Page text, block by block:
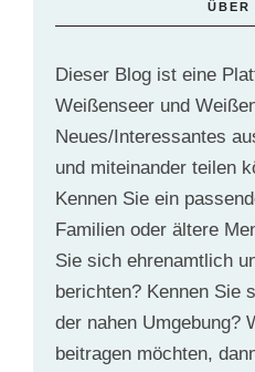
ÜBER
Dieser Blog ist eine
Weißenseer und
Neues/Interessantes
und miteinander teilen
Kennen Sie ein
Familien oder ältere
Sie sich ehrenamtlich
berichten? Kennen Sie
der nahen Umgebung?
beitragen möchten,